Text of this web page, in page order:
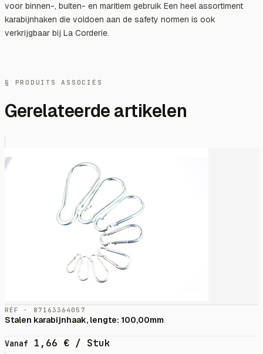
voor binnen-, buiten- en maritiem gebruik Een heel assortiment
karabijnhaken die voldoen aan de safety normen is ook
verkrijgbaar bij La Corderie.
§ PRODUITS ASSOCIÉS
Gerelateerde artikelen
RÉF · 87163364057
Stalen karabijnhaak, lengte: 100,00mm
Vanaf 1,66 € / Stuk